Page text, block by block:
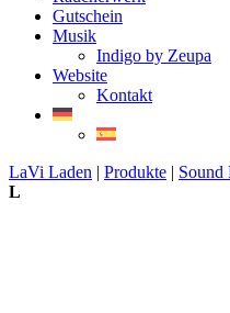
Gutschein
Musik
Indigo by Zeupa
Website
Kontakt
LaVi Laden | Produkte | Sound
L